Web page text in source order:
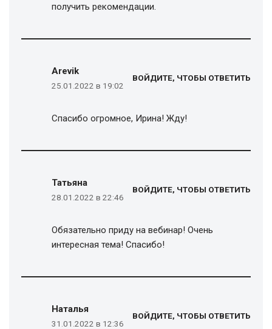
получить рекомендации.
Arevik
25.01.2022 в 19:02
ВОЙДИТЕ, ЧТОБЫ ОТВЕТИТЬ
Спасибо огромное, Ирина! Жду!
Татьяна
28.01.2022 в 22:46
ВОЙДИТЕ, ЧТОБЫ ОТВЕТИТЬ
Обязательно приду на вебинар! Очень
интересная тема! Спасибо!
Наталья
31.01.2022 в 12:36
ВОЙДИТЕ, ЧТОБЫ ОТВЕТИТЬ